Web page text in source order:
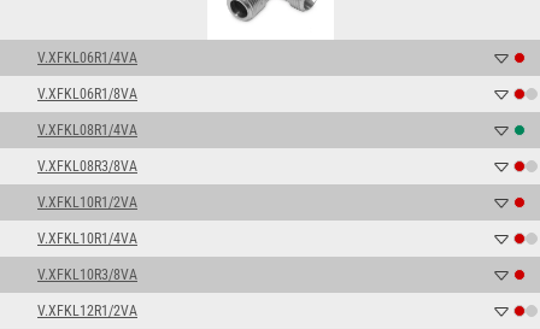
V.XFKL06R1/4VA
V.XFKL06R1/8VA
V.XFKL08R1/4VA
V.XFKL08R3/8VA
V.XFKL10R1/2VA
V.XFKL10R1/4VA
V.XFKL10R3/8VA
V.XFKL12R1/2VA